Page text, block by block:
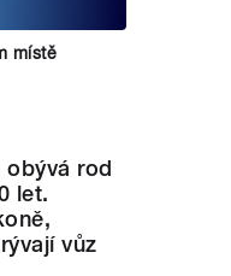
místě
obývá rod
let.
vůz